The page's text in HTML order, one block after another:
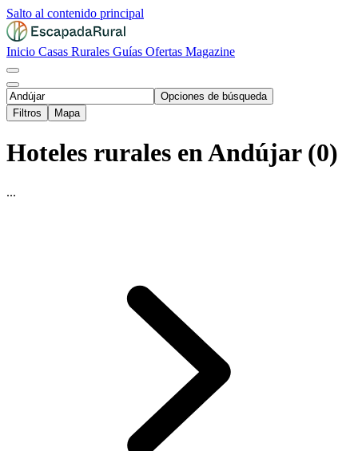
Salto al contenido principal
Inicio Casas Rurales Guías Ofertas Magazine
Opciones de búsqueda
Filtros
Mapa
Hoteles rurales en Andújar (0)
...